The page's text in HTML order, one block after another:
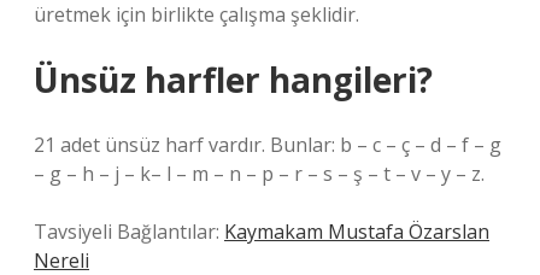
üretmek için birlikte çalışma şeklidir.
Ünsüz harfler hangileri?
21 adet ünsüz harf vardır. Bunlar: b – c – ç – d – f – g
– g – h – j – k– l – m – n – p – r – s – ş – t – v – y – z.
Tavsiyeli Bağlantılar: Kaymakam Mustafa Özarslan
Nereli